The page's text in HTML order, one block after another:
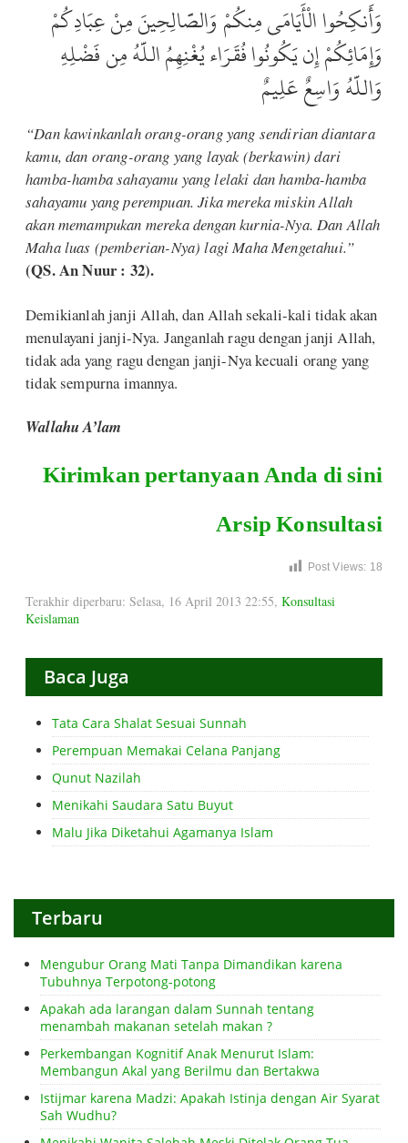
وَأَنكِحُوا الْأَيَامَى مِنكُمْ وَالصَّالِحِينَ مِنْ عِبَادِكُمْ
وَإِمَائِكُمْ إِن يَكُونُوا فُقَرَاء يُغْنِهِمُ اللَّهُ مِن فَضْلِهِ
وَاللَّهُ وَاسِعٌ عَلِيمٌ
“Dan kawinkanlah orang-orang yang sendirian diantara
kamu, dan orang-orang yang layak (berkawin) dari
hamba-hamba sahayamu yang lelaki dan hamba-hamba
sahayamu yang perempuan. Jika mereka miskin Allah
akan memampukan mereka dengan kurnia-Nya. Dan Allah
Maha luas (pemberian-Nya) lagi Maha Mengetahui.”
(QS. An Nuur : 32).
Demikianlah janji Allah, dan Allah sekali-kali tidak akan
menulayani janji-Nya. Janganlah ragu dengan janji Allah,
tidak ada yang ragu dengan janji-Nya kecuali orang yang
tidak sempurna imannya.
Wallahu A’lam
Kirimkan pertanyaan Anda di sini
Arsip Konsultasi
Post Views: 18
Terakhir diperbaru: Selasa, 16 April 2013 22:55, Konsultasi
Keislaman
Baca Juga
Tata Cara Shalat Sesuai Sunnah
Perempuan Memakai Celana Panjang
Qunut Nazilah
Menikahi Saudara Satu Buyut
Malu Jika Diketahui Agamanya Islam
Terbaru
Mengubur Orang Mati Tanpa Dimandikan karena
Tubuhnya Terpotong-potong
Apakah ada larangan dalam Sunnah tentang
menambah makanan setelah makan ?
Perkembangan Kognitif Anak Menurut Islam:
Membangun Akal yang Berilmu dan Bertakwa
Istijmar karena Madzi: Apakah Istinja dengan Air Syarat
Sah Wudhu?